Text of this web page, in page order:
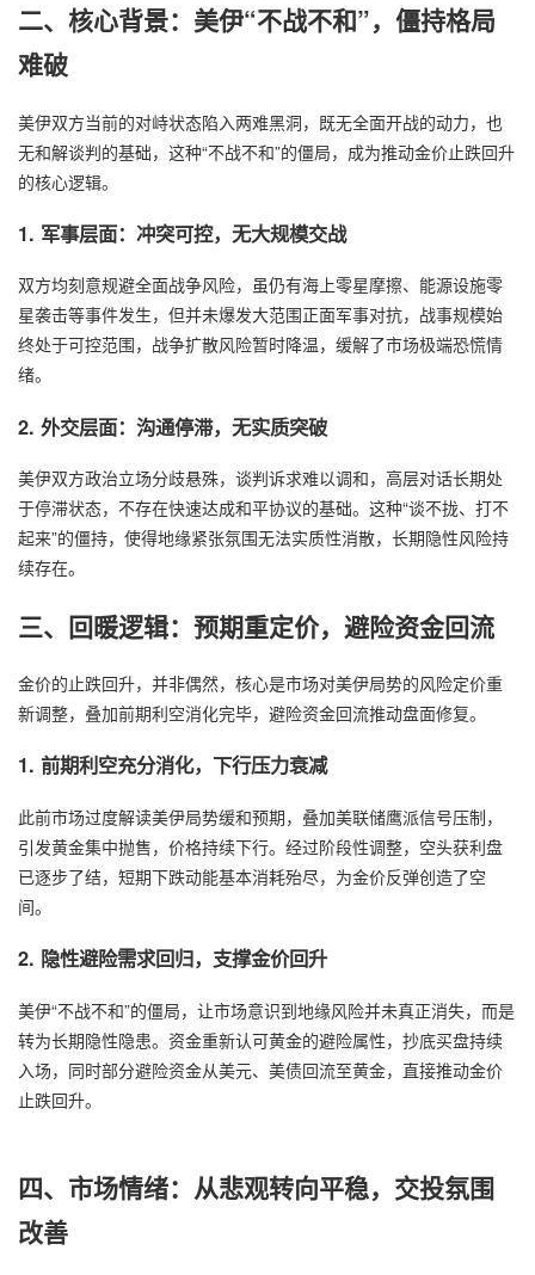
二、核心背景：美伊“不战不和”，僵持格局
难破
美伊双方当前的对峙状态陷入两难黑洞，既无全面开战的动力，也
无和解谈判的基础，这种“不战不和”的僵局，成为推动金价止跌回升
的核心逻辑。
1. 军事层面：冲突可控，无大规模交战
双方均刻意规避全面战争风险，虽仍有海上零星摩擦、能源设施零
星袭击等事件发生，但并未爆发大范围正面军事对抗，战事规模始
终处于可控范围，战争扩散风险暂时降温，缓解了市场极端恐慌情
绪。
2. 外交层面：沟通停滞，无实质突破
美伊双方政治立场分歧悬殊，谈判诉求难以调和，高层对话长期处
于停滞状态，不存在快速达成和平协议的基础。这种“谈不拢、打不
起来”的僵持，使得地缘紧张氛围无法实质性消散，长期隐性风险持
续存在。
三、回暖逻辑：预期重定价，避险资金回流
金价的止跌回升，并非偶然，核心是市场对美伊局势的风险定价重
新调整，叠加前期利空消化完毕，避险资金回流推动盘面修复。
1. 前期利空充分消化，下行压力衰减
此前市场过度解读美伊局势缓和预期，叠加美联储鹰派信号压制，
引发黄金集中抛售，价格持续下行。经过阶段性调整，空头获利盘
已逐步了结，短期下跌动能基本消耗殆尽，为金价反弹创造了空
间。
2. 隐性避险需求回归，支撑金价回升
美伊“不战不和”的僵局，让市场意识到地缘风险并未真正消失，而是
转为长期隐性隐患。资金重新认可黄金的避险属性，抄底买盘持续
入场，同时部分避险资金从美元、美债回流至黄金，直接推动金价
止跌回升。
四、市场情绪：从悲观转向平稳，交投氛围
改善